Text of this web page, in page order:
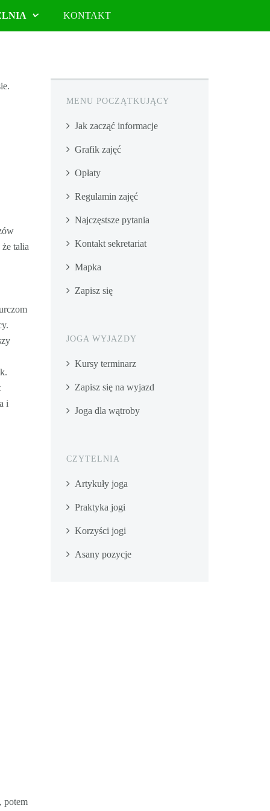
KONTAKT
talia
i
potem
MENU POCZĄTKUJĄCY
Jak zacząć informacje
Grafik zajęć
Opłaty
Regulamin zajęć
Najczęstsze pytania
Kontakt sekretariat
Mapka
Zapisz się
JOGA WYJAZDY
Kursy terminarz
Zapisz się na wyjazd
Joga dla wątroby
CZYTELNIA
Artykuły joga
Praktyka jogi
Korzyści jogi
Asany pozycje